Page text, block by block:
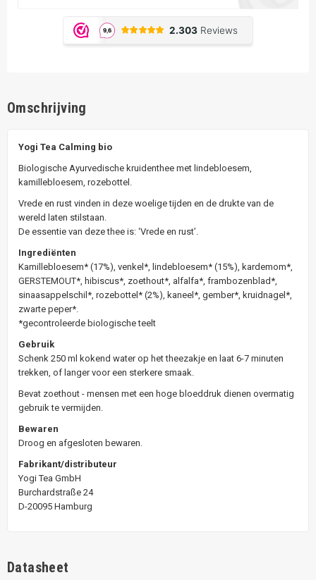
Omschrijving
Yogi Tea Calming bio
Biologische Ayurvedische kruidenthee met lindebloesem,
kamillebloesem, rozebottel.
Vrede en rust vinden in deze woelige tijden en de drukte van de
wereld laten stilstaan.
De essentie van deze thee is: ‘Vrede en rust’.
Ingrediënten
Kamillebloesem* (17%), venkel*, lindebloesem* (15%), kardemom*,
GERSTEMOUT*, hibiscus*, zoethout*, alfalfa*, frambozenblad*,
sinaasappelschil*, rozebottel* (2%), kaneel*, gember*, kruidnagel*,
zwarte peper*.
*gecontroleerde biologische teelt
Gebruik
Schenk 250 ml kokend water op het theezakje en laat 6-7 minuten
trekken, of langer voor een sterkere smaak.
Bevat zoethout - mensen met een hoge bloeddruk dienen overmatig
gebruik te vermijden.
Bewaren
Droog en afgesloten bewaren.
Fabrikant/distributeur
Yogi Tea GmbH
Burchardstraße 24
D-20095 Hamburg
Datasheet